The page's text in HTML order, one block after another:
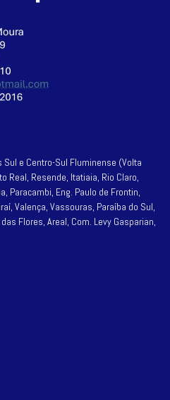
e Centro-Sul Fluminense (Volta
Real, Resende, Itatiaia, Rio Claro,
Paracambi, Eng. Paulo de Frontin,
Valença, Vassouras, Paraíba do Sul,
Flores, Areal, Com. Levy Gasparian,